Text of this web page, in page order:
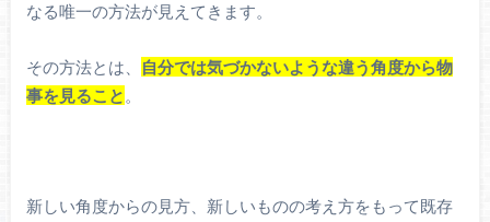
なる唯一の方法が見えてきます。
その方法とは、
自分では気づかないような違う角度から物
事を見ること 。
新しい角度からの見方、新しいものの考え方をもって既存